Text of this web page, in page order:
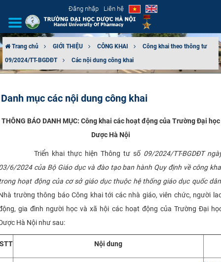
Đăng nhập Liên hệ
GIỚI THIỆU
ĐẢM BẢO CHẤT LƯỢNG
KHOA HỌC CÔNG NGHỆ
HTQT
CỰU NGƯỜI HỌC
Trang chủ GIỚI THIỆU CÔNG KHAI
Công khai theo thông tư
09/2024/TT-BGDĐT
Các nội dung công khai
Danh mục các nội dung công khai
THÔNG BÁO DANH MỤC: Công khai các hoạt động của Trường Đại học
Dược Hà Nội
Triển khai thực hiện Thông tư số 09/2024/TT-BGDĐT
6/2024 của Bộ Giáo dục và đào tạo ban hành Quy định về công
hoạt động của cơ sở giáo dục thuộc hệ thống giáo dục quốc dân
trường thông báo Công khai tới các nhà giáo, viên chức, người
gia đình người học và xã hội các hoạt động của Trường Đại
Hà Nội như sau:
Nội dung